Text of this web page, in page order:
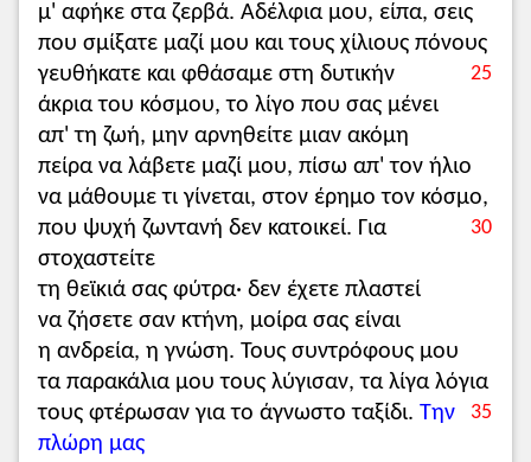
μ' αφήκε στα ζερβά. Αδέλφια μου, είπα, σεις
που σμίξατε μαζί μου και τους χίλιους πόνους
25
γευθήκατε και φθάσαμε στη δυτικήν
άκρια του κόσμου, το λίγο που σας μένει
απ' τη ζωή, μην αρνηθείτε μιαν ακόμη
πείρα να λάβετε μαζί μου, πίσω απ' τον ήλιο
να μάθουμε τι γίνεται, στον έρημο τον κόσμο,
30
που ψυχή ζωντανή δεν κατοικεί. Για
στοχαστείτε
τη θεϊκιά σας φύτρα· δεν έχετε πλαστεί
να ζήσετε σαν κτήνη, μοίρα σας είναι
η ανδρεία, η γνώση. Τους συντρόφους μου
τα παρακάλια μου τους λύγισαν, τα λίγα λόγια
35
τους φτέρωσαν για το άγνωστο ταξίδι. Την
πλώρη μας